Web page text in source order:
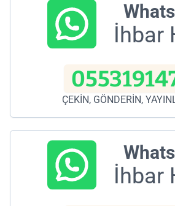
İhbar
ÇEKİN, GÖNDERİN,
İhbar